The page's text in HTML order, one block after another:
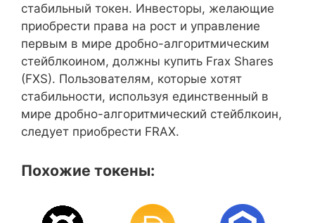
стабильный токен. Инвесторы, желающие
приобрести права на рост и управление
первым в мире дробно-алгоритмическим
стейблкоином, должны купить Frax Shares
(FXS). Пользователям, которые хотят
стабильности, используя единственный в
мире дробно-алгоритмический стейблкоин,
следует приобрести FRAX.
Похожие токены: